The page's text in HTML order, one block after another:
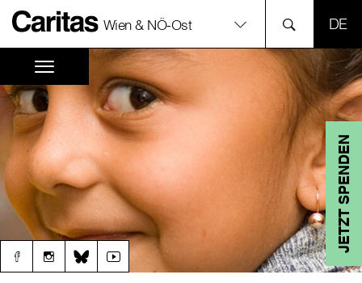
Wien & NÖ-Ost
JETZT SPENDEN